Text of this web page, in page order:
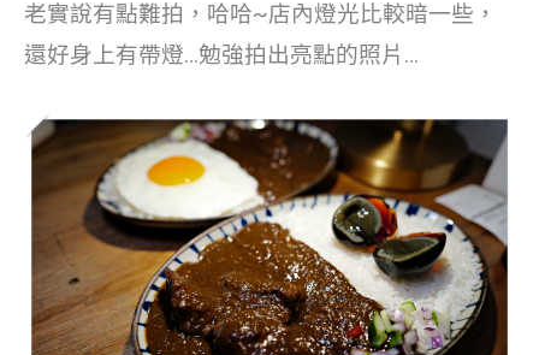
老實說有點難拍，哈哈~店內燈光比較暗一些，
還好身上有帶燈…勉強拍出亮點的照片…